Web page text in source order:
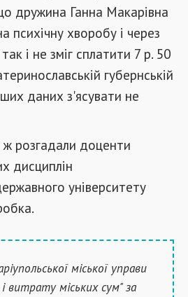
дружина Ганна Макарівна
психічну хворобу і через
і не зміг сплатити 7 р. 50
губернській
даних з'ясувати не
ж розгадали доценти
дисциплін
університету
міської управи
витрату міських сум" за